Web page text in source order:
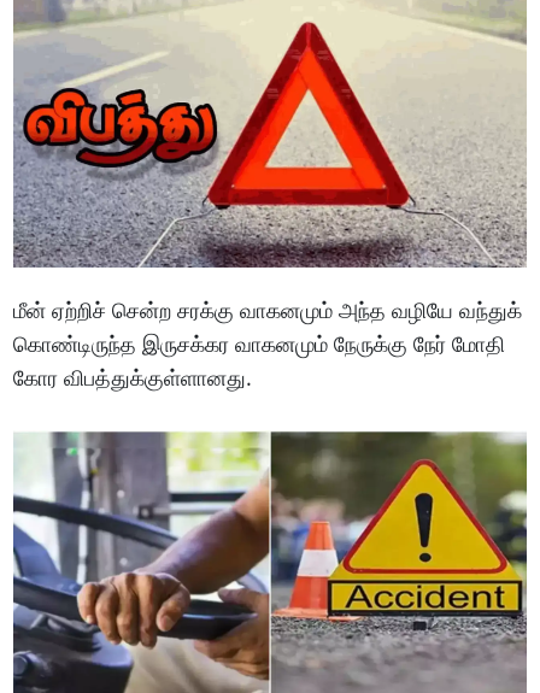
மீன் ஏற்றிச் சென்ற சரக்கு வாகனமும் அந்த வழியே வந்துக்
கொண்டிருந்த இருசக்கர வாகனமும் நேருக்கு நேர் மோதி
கோர விபத்துக்குள்ளானது.